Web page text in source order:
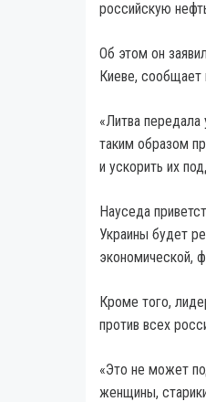
российскую
Об этом он
Киеве, сообщает
«Литва
таким образом
и ускорить их
Науседа
Украины будет
экономической,
Кроме того,
против всех
«Это не может
женщины,